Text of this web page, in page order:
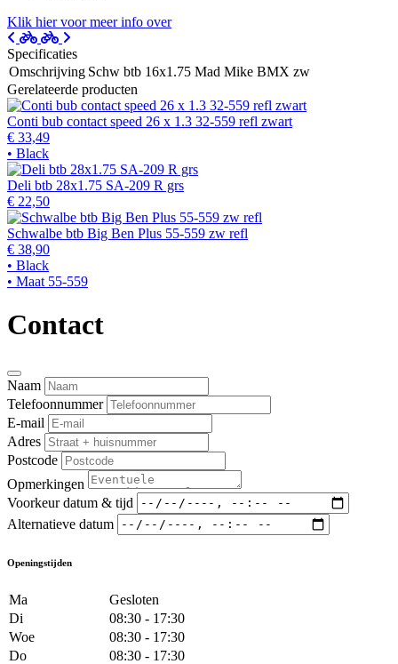
Klik hier voor meer info over
Specificaties
Omschrijving Schw btb 16x1.75 Mad Mike BMX zw
Gerelateerde producten
Conti bub contact speed 26 x 1.3 32-559 refl zwart
€ 33,49
• Black
Deli btb 28x1.75 SA-209 R grs
€ 22,50
Schwalbe btb Big Ben Plus 55-559 zw refl
€ 38,90
• Black
• Maat 55-559
Contact
Naam
Telefoonnummer
E-mail
Adres
Postcode
Opmerkingen
Voorkeur datum & tijd
Alternatieve datum
Openingstijden
Ma
Gesloten
Di
08:30 - 17:30
Woe
08:30 - 17:30
Do
08:30 - 17:30